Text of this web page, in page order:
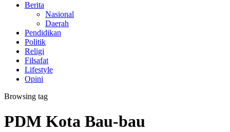
Berita
Nasional
Daerah
Pendidikan
Politik
Religi
Filsafat
Lifestyle
Opini
Browsing tag
PDM Kota Bau-bau